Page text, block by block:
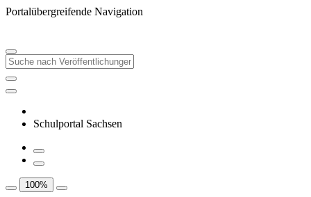
Portalübergreifende Navigation
Schulportal Sachsen
100%